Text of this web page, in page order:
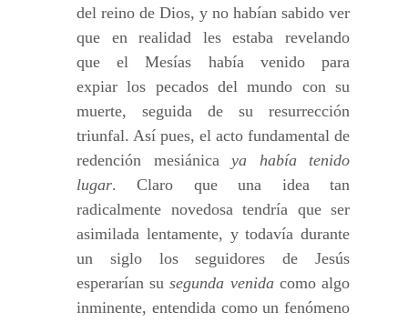
del reino de Dios, y no habían sabido ver
que en realidad les estaba revelando
que el Mesías había venido para
expiar los pecados del mundo con su
muerte, seguida de su resurrección
triunfal. Así pues, el acto fundamental de
redención mesiánica ya había tenido
lugar. Claro que una idea tan
radicalmente novedosa tendría que ser
asimilada lentamente, y todavía durante
un siglo los seguidores de Jesús
esperarían susegunda venidacomo algo
inminente, entendida como un fenómeno